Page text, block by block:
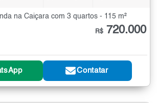
na Caiçara com 3 quartos - 115 m²
R$ 720.000
Contatar